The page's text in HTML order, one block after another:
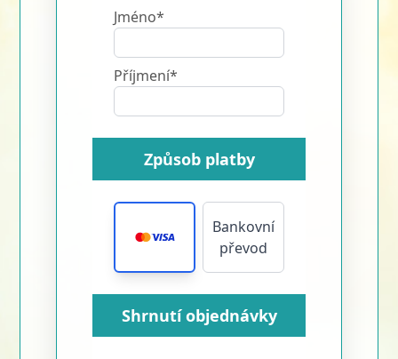
Jméno*
Příjmení*
Způsob platby
Bankovní
převod
Shrnutí objednávky